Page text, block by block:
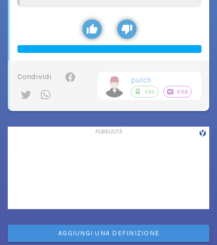
Condividi pulch
28k 696
AGGIUNGI UNA DEFINIZIONE